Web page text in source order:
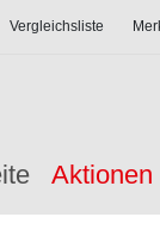
Vergleichsliste
Aktionen